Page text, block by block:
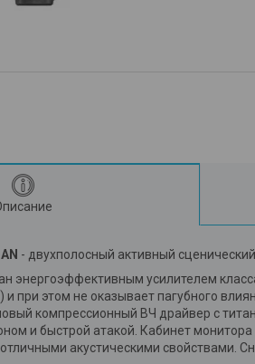
- двухполосный активный
энергоэффективным усилителем
и при этом не оказывает пагубного
компрессионный ВЧ драйвер с
и быстрой атакой. Кабинет
акустическими свойствами.